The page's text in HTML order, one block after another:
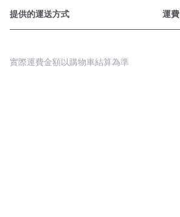
提供的運送方式 運費
實際運費金額以購物車結算為準